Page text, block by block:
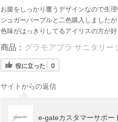
お腹をしっかり覆うデザインなので生理
シュガーパープルと二色購入しましたが
色味がはっきりしてるアイリスの方が好
商品： グラモアブラ サニタリー
役に立った 0
サイトからの返信
e-gateカスタマーサポー